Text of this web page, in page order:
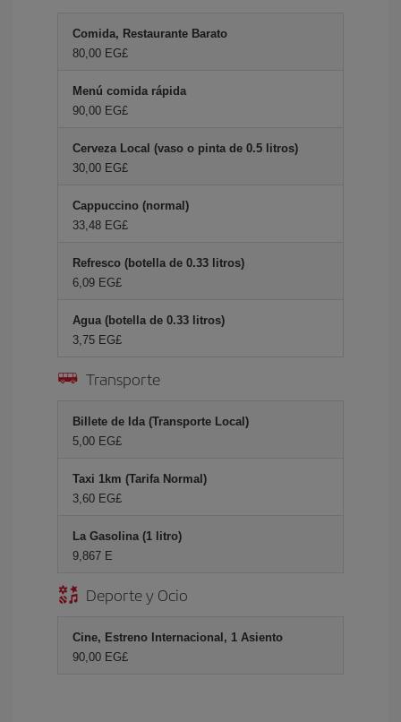
Comida, Restaurante Barato
80,00 EG£
Menú comida rápida
90,00 EG£
Cerveza Local (vaso o pinta de 0.5 litros)
30,00 EG£
Cappuccino (normal)
33,48 EG£
Refresco (botella de 0.33 litros)
6,09 EG£
Agua (botella de 0.33 litros)
3,75 EG£
Transporte
Billete de Ida (Transporte Local)
5,00 EG£
Taxi 1km (Tarifa Normal)
3,60 EG£
La Gasolina (1 litro)
9,867 E
Deporte y Ocio
Cine, Estreno Internacional, 1 Asiento
90,00 EG£